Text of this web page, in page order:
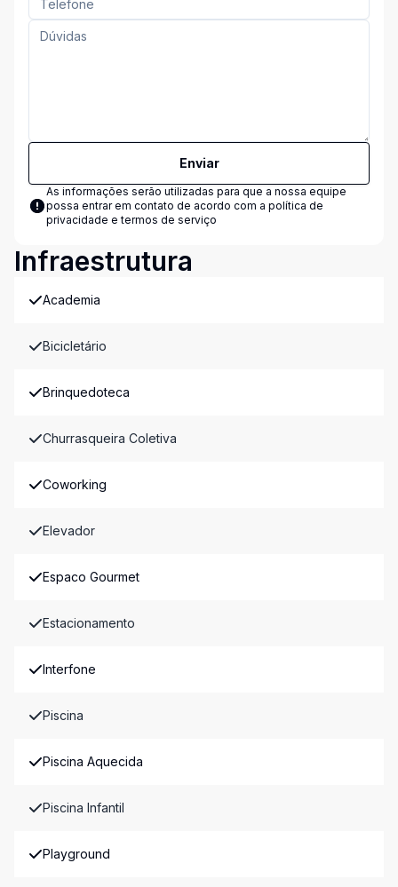
Enviar
As informações serão utilizadas para que a nossa equipe
possa entrar em contato de acordo com a política de
privacidade e termos de serviço
Infraestrutura
Academia
Bicicletário
Brinquedoteca
Churrasqueira Coletiva
Coworking
Elevador
Espaco Gourmet
Estacionamento
Interfone
Piscina
Piscina Aquecida
Piscina Infantil
Playground